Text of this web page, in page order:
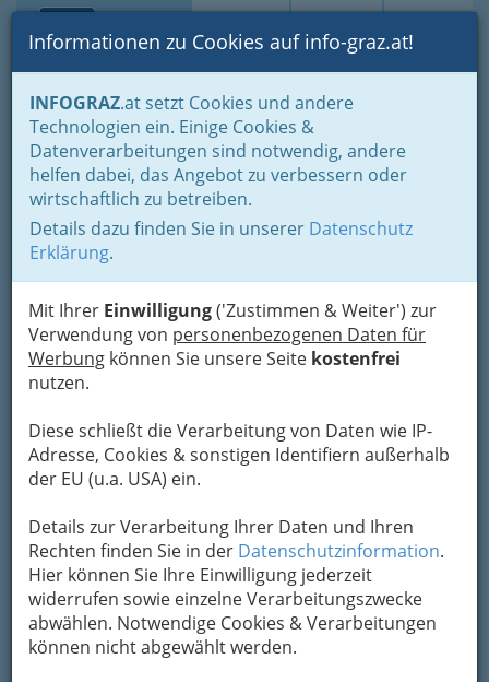
Suche Login Toggle
Informationen zu Cookies auf info-graz.at!
INFOGRAZ.at setzt Cookies und andere
Technologien ein. Einige Cookies &
Datenverarbeitungen sind notwendig, andere
helfen dabei, das Angebot zu verbessern oder
wirtschaftlich zu betreiben.
Details dazu finden Sie in unserer Datenschutz
Erklärung.
Mit Ihrer Einwilligung('Zustimmen & Weiter') zur
Verwendung von personenbezogenen Daten für
Werbung können Sie unsere Seite kostenfrei
nutzen.
Diese schließt die Verarbeitung von Daten wie IP-
Adresse, Cookies & sonstigen Identifiern außerhalb
der EU (u.a. USA) ein.
Details zur Verarbeitung Ihrer Daten und Ihren
Rechten finden Sie in der Datenschutzinformation.
Hier können Sie Ihre Einwilligung jederzeit
widerrufen sowie einzelne Verarbeitungszwecke
abwählen. Notwendige Cookies & Verarbeitungen
können nicht abgewählt werden.
Home Branchen
Tourismus & Freizeitwirtschaft
Gastronomie
Restaurants für Genießer
Restaurants für Genießer
Essen gehen, Feste feiern und genießen – die
zahlreichen Restaurants in Graz und Graz
Umgebung haben für jeden Geschmack etwas
dabei.
Internationale Küche ergänzt
sich hier perfekt mit
österreichischer Hausmannskost
und traditioneller steirischer
Küche.